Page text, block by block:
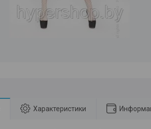
Характеристики